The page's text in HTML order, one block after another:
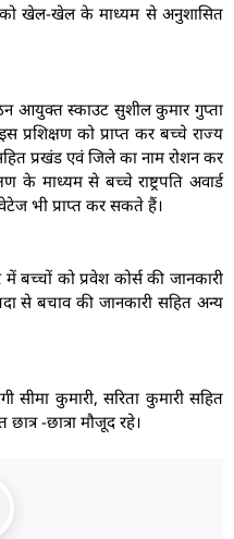
खेल-खेल के माध्यम से अनुशासित
आयुक्त स्काउट सुशील कुमार गुप्ता
को प्राप्त कर बच्चे राज्य
प्रखंड एवं जिले का नाम रोशन कर
के माध्यम से बच्चे राष्ट्रपति अवार्ड
भी प्राप्त कर सकते हैं।
में बच्चों को प्रवेश कोर्स की जानकारी
से बचाव की जानकारी सहित अन्य
सीमा कुमारी, सरिता कुमारी सहित
-छात्रा मौजूद रहे।